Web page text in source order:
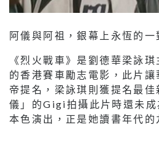
阿儀與阿祖，銀幕上永恆的一
《烈火戰車》是劉德華梁詠
的香港賽車勵志電影，此片
帝提名，梁詠琪則獲提名最
儀」的Gigi拍攝此片時還未成
本色演出，正是她讀書年代的